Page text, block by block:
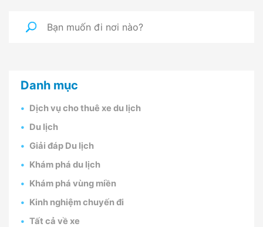
Danh mục
Dịch vụ cho thuê xe du lịch
Du lịch
Giải đáp Du lịch
Khám phá du lịch
Khám phá vùng miền
Kinh nghiệm chuyến đi
Tất cả về xe